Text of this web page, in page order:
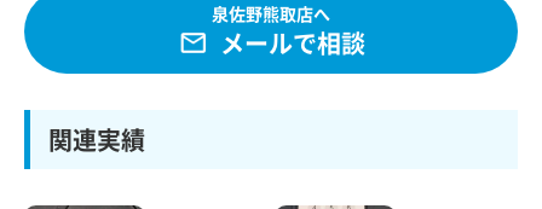
泉佐野熊取店へ
メールで相談
関連実績